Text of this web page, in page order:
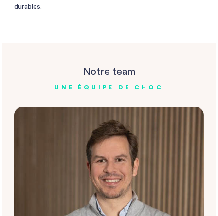
durables.
Notre team
UNE ÉQUIPE DE CHOC